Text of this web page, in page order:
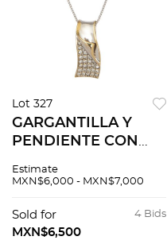
Lot 327
GARGANTILLA Y
PENDIENTE CON
BLANCO DE 18K
Estimate
MXN$6,000 - MXN$7,000
4 Bids
Sold for
MXN$6,500